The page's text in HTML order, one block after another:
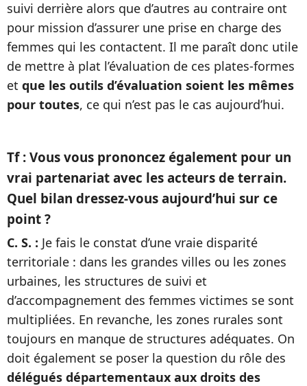
suivi derrière alors que d’autres au contraire ont
pour mission d’assurer une prise en charge des
femmes qui les contactent. Il me paraît donc utile
de mettre à plat l’évaluation de ces plates-formes
et que les outils d’évaluation soient les mêmes
pour toutes, ce qui n’est pas le cas aujourd’hui.
Tf : Vous vous prononcez également pour un
vrai partenariat avec les acteurs de terrain.
Quel bilan dressez-vous aujourd’hui sur ce
point ?
C. S. : Je fais le constat d’une vraie disparité
territoriale : dans les grandes villes ou les zones
urbaines, les structures de suivi et
d’accompagnement des femmes victimes se sont
multipliées. En revanche, les zones rurales sont
toujours en manque de structures adéquates. On
doit également se poser la question du rôle des
délégués départementaux aux droits des